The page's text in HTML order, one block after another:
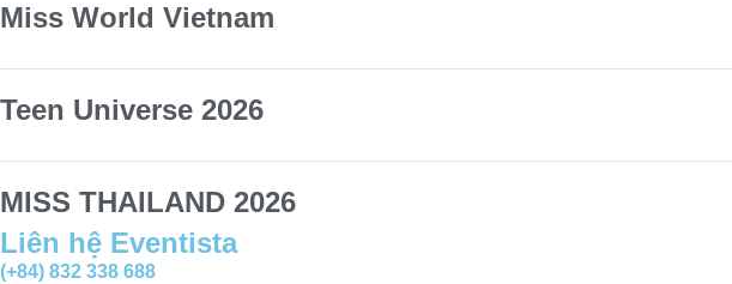
Miss World Vietnam
Teen Universe 2026
MISS THAILAND 2026
Liên hệ Eventista
(+84) 832 338 688